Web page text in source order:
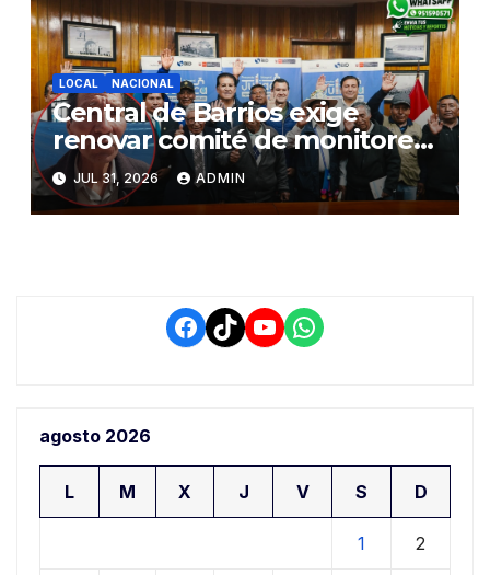
LOCAL NACIONAL
Central de Barrios exige
renovar comité de monitoreo
del PIAA por presuntos
conflictos de interés y
retrasos
JUL 31, 2026 ADMIN
Facebook
TikTokYouTube
WhatsApp
agosto 2026
L M X J V S D
1 2